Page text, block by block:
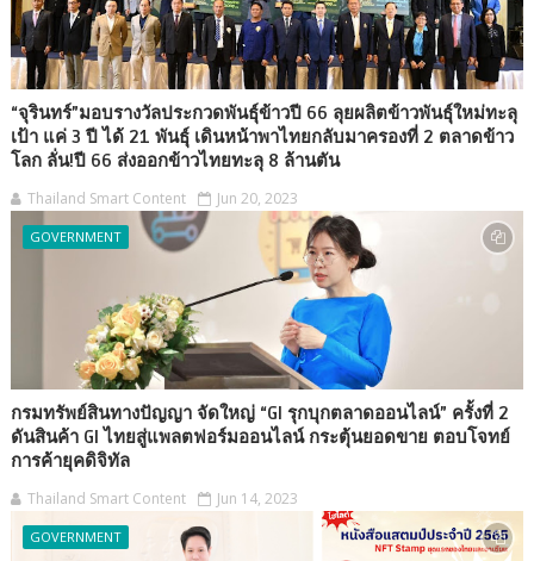
“จุรินทร์”มอบรางวัลประกวดพันธุ์ข้าวปี 66 ลุยผลิตข้าวพันธุ์ใหม่ทะลุ
เป้า แค่ 3 ปี ได้ 21 พันธุ์ เดินหน้าพาไทยกลับมาครองที่ 2 ตลาดข้าว
โลก ลั่น!ปี 66 ส่งออกข้าวไทยทะลุ 8 ล้านตัน
Thailand Smart Content Jun 20, 2023
GOVERNMENT
กรมทรัพย์สินทางปัญญา จัดใหญ่ “GI รุกบุกตลาดออนไลน์” ครั้งที่ 2
ดันสินค้า GI ไทยสู่แพลตฟอร์มออนไลน์ กระตุ้นยอดขาย ตอบโจทย์
การค้ายุคดิจิทัล
Thailand Smart Content Jun 14, 2023
GOVERNMENT